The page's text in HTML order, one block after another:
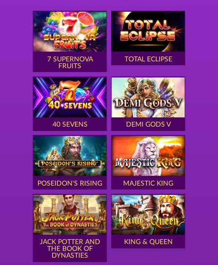
7 SUPERNOVA
FRUITS
TOTAL ECLIPSE
40 SEVENS DEMI GODS V
POSEIDON'S RISING MAJESTIC KING
JACK POTTER AND
THE BOOK OF
DYNASTIES
KING & QUEEN